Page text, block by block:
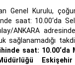
Genel Kurulu,
saat: 10.00‘da
ANKARA
sağlanamadığı
saat: 10.00‘da